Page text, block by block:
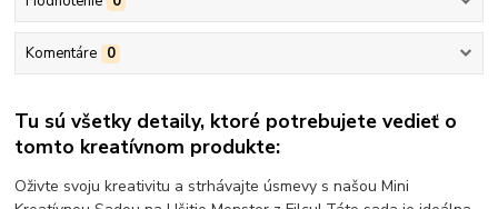
Komentáre 0
Tu sú všetky detaily, ktoré potrebujete vedieť o
tomto kreatívnom produkte:
Oživte svoju kreativitu a strhávajte úsmevy s našou Mini